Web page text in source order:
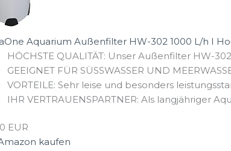
Aquarium Außenfilter HW-302 1000 L/h I
HÖCHSTE QUALITÄT: Unser Außenfilter HW-
GEEIGNET FÜR SÜSSWASSER UND
VORTEILE: Sehr leise und besonders
IHR VERTRAUENSPARTNER: Als langjähriger
EUR
kaufen